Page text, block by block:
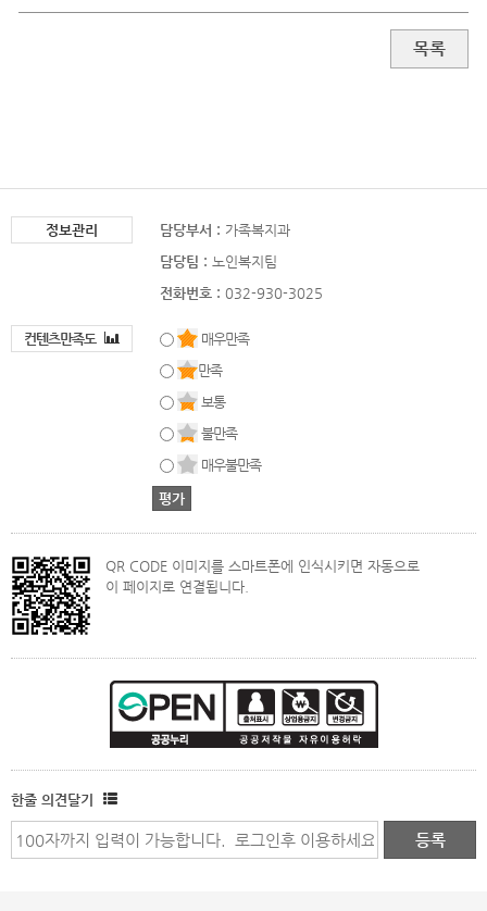
목록
정보관리 담당부서 : 가족복지과
담당팀 : 노인복지팀
전화번호 : 032-930-3025
컨텐츠만족도
매우만족
만족
보통
불만족
매우불만족
QR CODE 이미지를 스마트폰에 인식시키면 자동으로
이 페이지로 연결됩니다.
한줄 의견달기